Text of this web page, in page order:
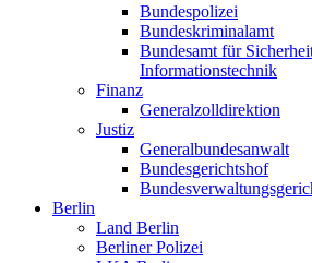
Bundespolizei
Bundeskriminalamt
Bundesamt für
Informationstechnik
Finanz
Generalzolldirektion
Justiz
Generalbundesanwalt
Bundesgerichtshof
Berlin
Land Berlin
Berliner Polizei